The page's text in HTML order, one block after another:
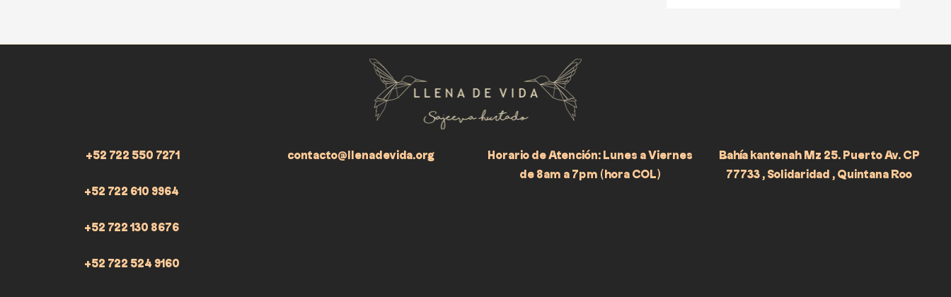
+52 722 550 7271
+52 722 610 9964
+52 722 130 8676
+52 722 524 9160
contacto@llenadevida.org
Horario de Atención: Lunes a Viernes
de 8am a 7pm (hora COL)
Bahía kantenah Mz 25. Puerto Av. CP
77733 , Solidaridad , Quintana Roo